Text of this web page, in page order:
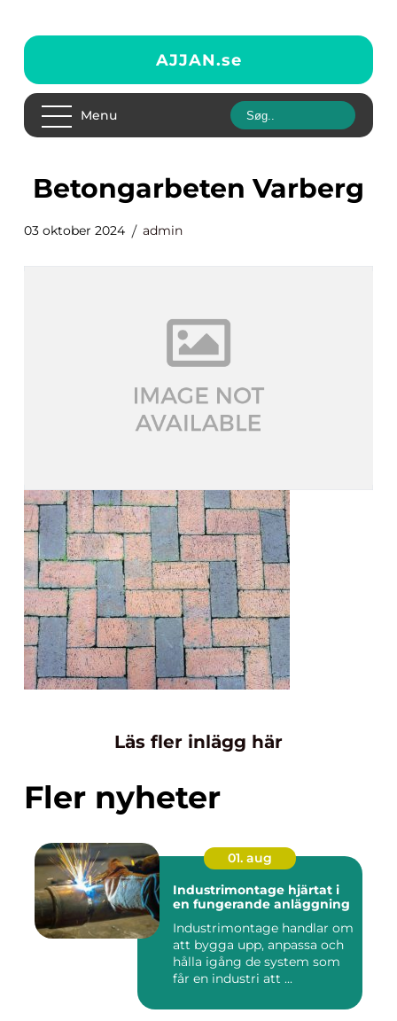
AJJAN.se
Menu
betongarbeten Varberg
03 oktober 2024 admin
Läs fler inlägg här
Fler nyheter
01. aug
Industrimontage hjärtat i
en fungerande anläggning
Industrimontage handlar om
att bygga upp, anpassa och
hålla igång de system som
får en industri att ...